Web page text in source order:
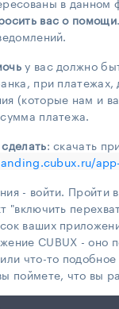
вас о помощи
у вас должно
при
(которые нам и
платежа.
: скачать
- войти. Пройти
"включить
ваших
CUBUX - оно
что-то
поймете, что вы